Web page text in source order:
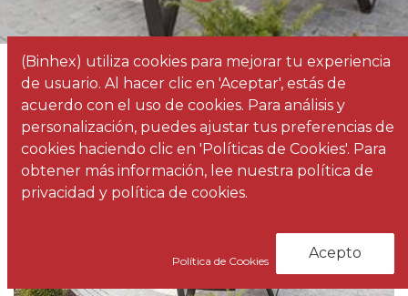
Todos los
blogs
Noticias
Formas creativas de cambiar el mobiliario exterior
(Binhex) utiliza cookies para mejorar tu experiencia
de usuario. Al hacer clic en 'Aceptar', estás de
acuerdo con el uso de cookies. Para análisis y
personalización, puedes ajustar tus preferencias de
cookies haciendo clic en 'Políticas de Cookies'. Para
obtener más información, lee nuestra política de
privacidad y política de cookies.
Política de Cookies Acepto